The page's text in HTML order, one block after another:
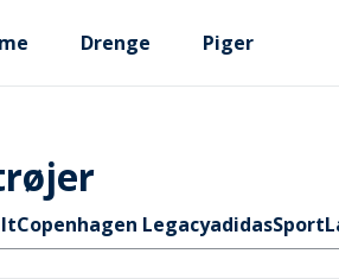
Drenge Piger
Copenhagen LegacyadidasSport